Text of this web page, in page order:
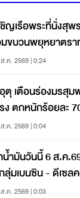
ญเรือพระที่นั่งสุพ
ขบวนพยุหยาตรา
.ค. 2569 | 0:24
ตุ เตือนร่องมรสุม
ง ตกหนักร้อยละ
.ค. 2569 | 0:04
น้ำมันวันนี้ 6 ส.ค
ลุ่มเบนซิน - ดีเซล
.ค. 2569 | 0:03